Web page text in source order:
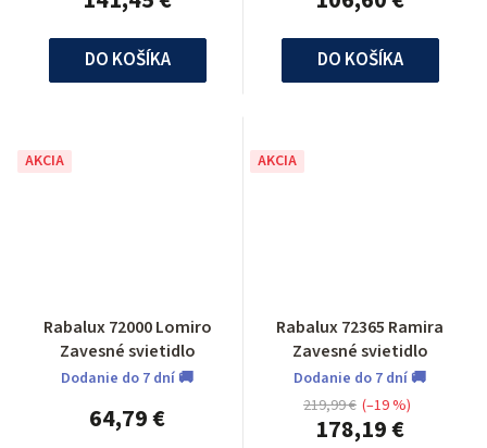
DO KOŠÍKA DO KOŠÍKA
AKCIA
Rabalux 72000 Lomiro
Zavesné svietidlo
Dodanie do 7 dní 🚚
64,79 €
AKCIA
Rabalux 72365 Ramira
Zavesné svietidlo
Dodanie do 7 dní 🚚
178,19 €
219,99 € (–19 %)